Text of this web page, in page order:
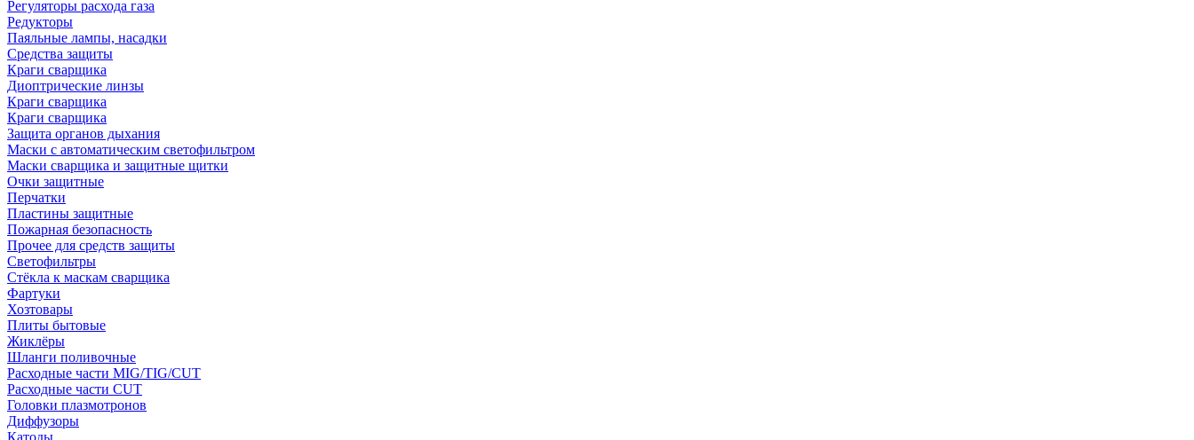
Регуляторы расхода газа
Редукторы
Паяльные лампы, насадки
Средства защиты
Краги сварщика
Диоптрические линзы
Краги сварщика
Краги сварщика
Защита органов дыхания
Маски с автоматическим светофильтром
Маски сварщика и защитные щитки
Очки защитные
Перчатки
Пластины защитные
Пожарная безопасность
Прочее для средств защиты
Светофильтры
Стёкла к маскам сварщика
Фартуки
Хозтовары
Плиты бытовые
Жиклёры
Шланги поливочные
Расходные части MIG/TIG/CUT
Расходные части CUT
Головки плазмотронов
Диффузоры
Катоды